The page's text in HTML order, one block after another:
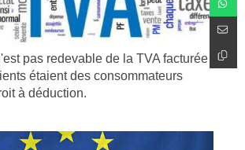
pas redevable de la TVA facturée
étaient des consommateurs
à déduction.